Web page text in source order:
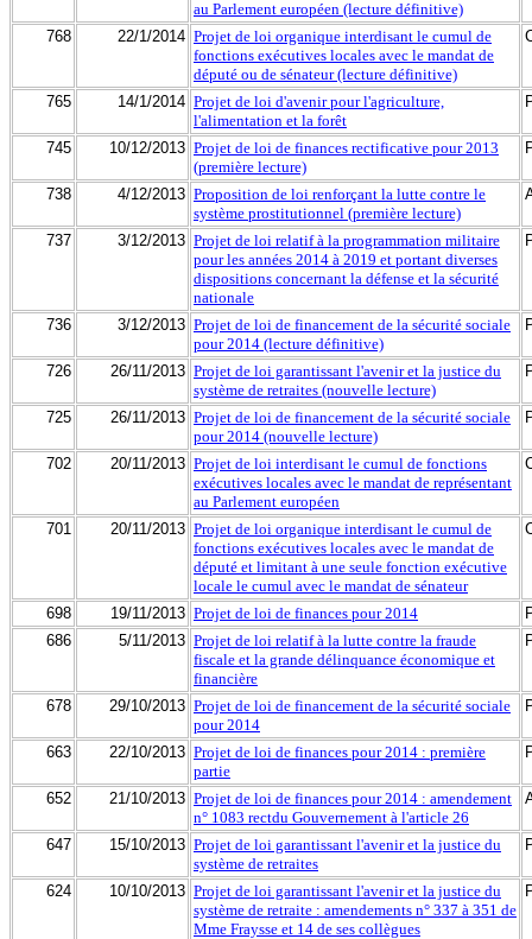
au Parlement européen (lecture définitive)
768 22/1/2014 Projet de loi organique interdisant le cumul de
fonctions exécutives locales avec le mandat de
député ou de sénateur (lecture définitive)
765 14/1/2014 Projet de loi d'avenir pour l'agriculture,
l'alimentation et la forêt
745 10/12/2013 Projet de loi de finances rectificative pour 2013
(première lecture)
738 4/12/2013 Proposition de loi renforçant la lutte contre le
système prostitutionnel (première lecture)
737 3/12/2013 Projet de loi relatif à la programmation militaire
pour les années 2014 à 2019 et portant diverses
dispositions concernant la défense et la sécurité
nationale
736 3/12/2013 Projet de loi de financement de la sécurité sociale
pour 2014 (lecture définitive)
726 26/11/2013 Projet de loi garantissant l'avenir et la justice du
système de retraites (nouvelle lecture)
725 26/11/2013 Projet de loi de financement de la sécurité sociale
pour 2014 (nouvelle lecture)
702 20/11/2013 Projet de loi interdisant le cumul de fonctions
exécutives locales avec le mandat de représentant
au Parlement européen
701 20/11/2013 Projet de loi organique interdisant le cumul de
fonctions exécutives locales avec le mandat de
député et limitant à une seule fonction exécutive
locale le cumul avec le mandat de sénateur
698 19/11/2013 Projet de loi de finances pour 2014
686
5/11/2013 Projet de loi relatif à la lutte contre la fraude
fiscale et la grande délinquance économique et
financière
678 29/10/2013 Projet de loi de financement de la sécurité sociale
pour 2014
663 22/10/2013 Projet de loi de finances pour 2014 : première
partie
652 21/10/2013 Projet de loi de finances pour 2014 : amendement
n° 1083 rectdu Gouvernement à l'article 26
647 15/10/2013 Projet de loi garantissant l'avenir et la justice du
système de retraites
624 10/10/2013 Projet de loi garantissant l'avenir et la justice du
système de retraite : amendements n° 337 à 351 de
Mme Fraysse et 14 de ses collègues